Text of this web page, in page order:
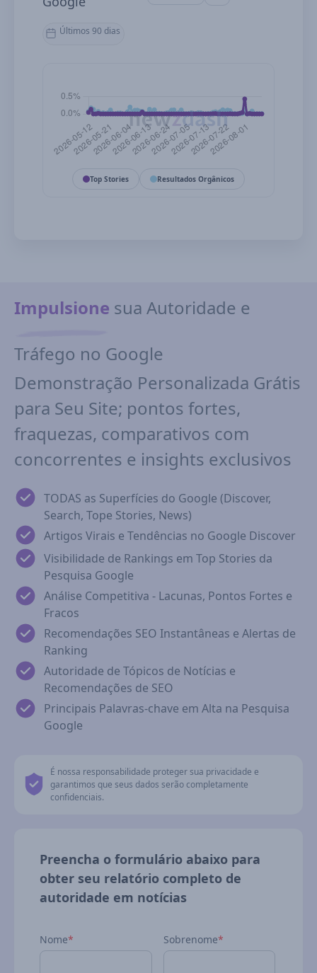
Últimos 90 dias
Top Stories Resultados Orgânicos
Impulsione sua Autoridade e
Tráfego no Google
Demonstração Personalizada Grátis
para Seu Site; pontos fortes,
fraquezas, comparativos com
concorrentes e insights exclusivos
TODAS as Superfícies do Google (Discover,
Search, Tope Stories, News)
Artigos Virais e Tendências no Google Discover
Visibilidade de Rankings em Top Stories da
Pesquisa Google
Análise Competitiva - Lacunas, Pontos Fortes e
Fracos
Recomendações SEO Instantâneas e Alertas de
Ranking
Autoridade de Tópicos de Notícias e
Recomendações de SEO
Principais Palavras-chave em Alta na Pesquisa
Google
É nossa responsabilidade proteger sua privacidade e
garantimos que seus dados serão completamente
confidenciais.
Preencha o formulário abaixo para
obter seu relatório completo de
autoridade em notícias
Nome* Sobrenome*